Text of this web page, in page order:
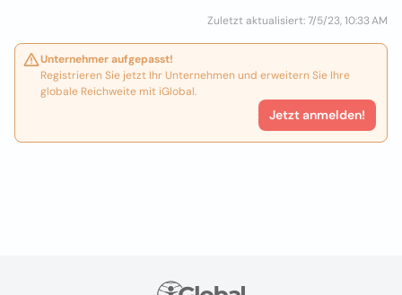
Zuletzt aktualisiert: 7/5/23, 10:33 AM
Unternehmer aufgepasst!
Registrieren Sie jetzt Ihr Unternehmen und erweitern Sie Ihre
globale Reichweite mit iGlobal.
Jetzt anmelden!